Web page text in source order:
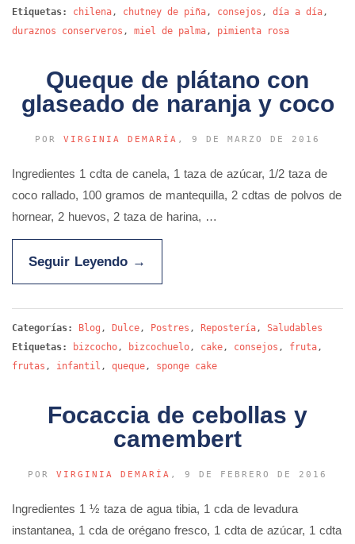
Etiquetas:
chilena, chutney de piña, consejos , día a día,
duraznos conserveros , miel de palma, pimienta rosa
Queque de plátano con
glaseado de naranja y coco
POR VIRGINIA DEMARÍA , 9 DE MARZO DE 2016
Ingredientes 1 cdta de canela, 1 taza de azúcar, 1/2 taza de
coco rallado, 100 gramos de mantequilla, 2 cdtas de polvos de
hornear, 2 huevos, 2 taza de harina, …
Seguir Leyendo →
Categorías: Blog , Dulce, Postres , Repostería, Saludables
Etiquetas:
bizcocho, bizcochuelo, cake, consejos , fruta,
frutas , infantil , queque, sponge cake
Focaccia de cebollas y
camembert
POR VIRGINIA DEMARÍA , 9 DE FEBRERO DE 2016
Ingredientes 1 ½ taza de agua tibia, 1 cda de levadura
instantanea, 1 cda de orégano fresco, 1 cdta de azúcar, 1 cdta